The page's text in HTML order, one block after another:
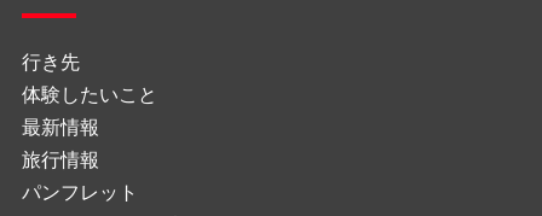
行き先
体験したいこと
最新情報
旅行情報
パンフレット